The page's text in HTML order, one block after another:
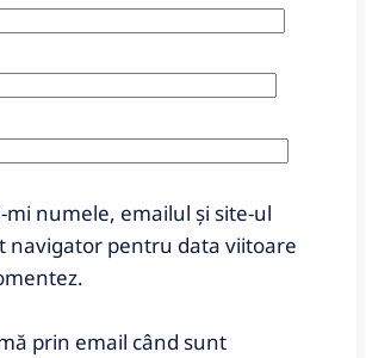
mi numele, emailul și site-ul
navigator pentru data viitoare
prin email când sunt